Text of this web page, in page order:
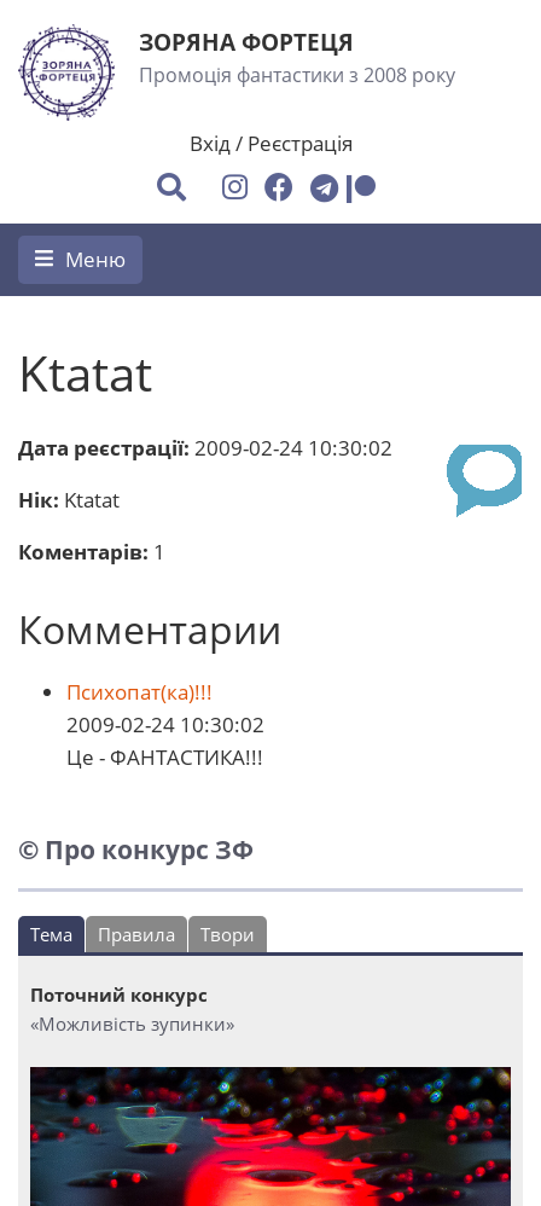
ЗОРЯНА ФОРТЕЦЯ
Промоція фантастики з 2008 року
Вхід/ Реєстрація
Меню
Ktatat
Дата реєстрації: 2009-02-24 10:30:02
Нік: Ktatat
Коментарів: 1
Комментарии
Психопат(ка)!!!
2009-02-24 10:30:02
Це - ФАНТАСТИКА!!!
© Про конкурс ЗФ
Тема Правила Твори
Поточний конкурс
«Можливість зупинки»